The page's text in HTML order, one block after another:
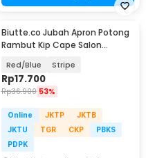
Biutte.co Jubah Apron Potong
Rambut Kip Cape Salon
Red/Blue Stripe
Rp17.700
Rp36.900 53%
Online JKTP
JKTB
JKTU
TGR CKP
PBKS
PDPK